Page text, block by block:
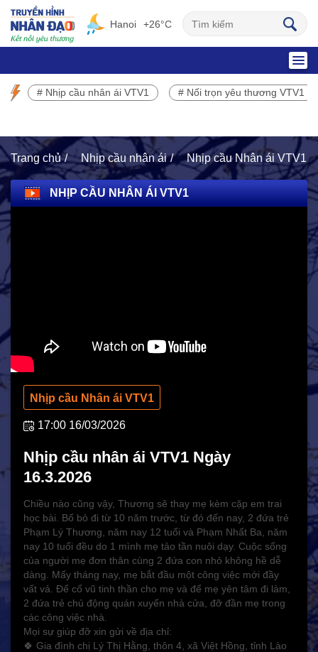
Hanoi +26°C
SỰ KIỆN NỔI BẬT
Hoạt động Chữ Thập đỏ
CHÍNH SÁCH AN SINH
Giảm nghèo bền vững
Xây dựng Nông thôn mới
# Nhịp cầu nhân ái VTV1 # Nối trọn yêu thương VTV1
Trang chủ Nhịp cầu nhân ái Nhịp cầu Nhân ái VTV1
NHỊP CẦU NHÂN ÁI VTV1
Nhịp cầu Nhân ái VTV1
17:00 16/03/2026
Nhịp cầu nhân ái VTV1 Ngày
16.3.2026
Chiều nào cũng vậy, Thương sẽ thay mẹ kèm cặp em trai
học bài. Bố bỏ đi từ 10 năm trước, từ đó đến nay, 2 đứa trẻ
Phạm Lý Thương, năm nay 12 tuổi và Phạm Nhất Ba, năm
nay 10 tuổi đều do 1 mình mẹ tảo tần nuôi dạy. Cuộc sống
của người mẹ đơn thân cùng 2 đứa con nhỏ không hề dễ
dàng. Mấy tháng nay, mẹ bắt đầu một công việc mới đầy
vất vả. Để cổ vũ tinh thần cho mẹ và để mẹ yên tâm đi làm,
2 đứa trẻ chủ động quán xuyến nhà cửa, đỡ đần mẹ trong
các công việc nhà.
Mọi sự giúp đỡ xin gửi về địa chỉ:
🍀 Gia đình chị Lý Thị Hằng, thôn 4, xã Việt Hồng, tỉnh Lào